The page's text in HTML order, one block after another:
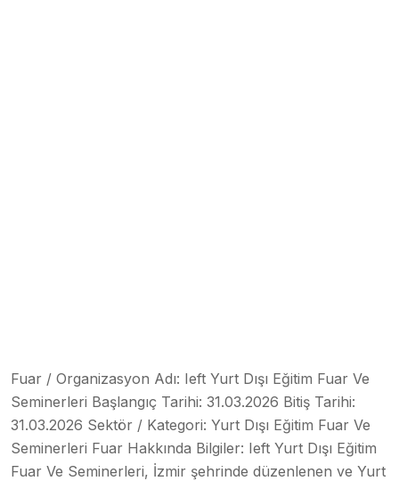
Fuar / Organizasyon Adı: Ieft Yurt Dışı Eğitim Fuar Ve
Seminerleri Başlangıç Tarihi: 31.03.2026 Bitiş Tarihi:
31.03.2026 Sektör / Kategori: Yurt Dışı Eğitim Fuar Ve
Seminerleri Fuar Hakkında Bilgiler: Ieft Yurt Dışı Eğitim
Fuar Ve Seminerleri, İzmir şehrinde düzenlenen ve Yurt